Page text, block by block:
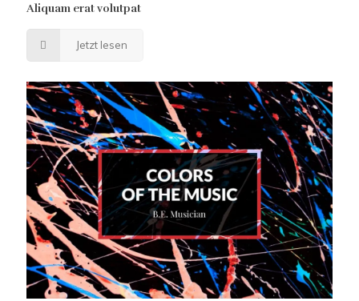
Aliquam erat volutpat
Jetzt lesen